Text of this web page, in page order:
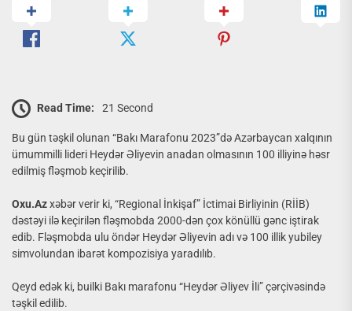
Read Time: 21 Second
Bu gün təşkil olunan “Bakı Marafonu 2023”də Azərbaycan xalqının
ümummilli lideri Heydər Əliyevin anadan olmasının 100 illiyinə həsr
edilmiş fləşmob keçirilib.
Oxu.Azxəbər verir ki, “Regional İnkişaf” İctimai Birliyinin (RİİB)
dəstəyi ilə keçirilən fləşmobda 2000-dən çox könüllü gənc iştirak
edib. Fləşmobda ulu öndər Heydər Əliyevin adı və 100 illik yubiley
simvolundan ibarət kompozisiya yaradılıb.
Qeyd edək ki, builki Bakı marafonu “Heydər Əliyev İli” çərçivəsində
təşkil edilib.